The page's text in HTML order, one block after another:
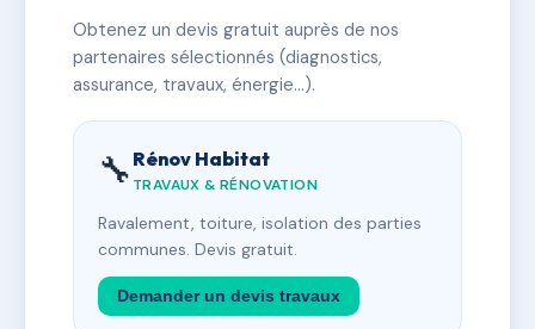
Obtenez un devis gratuit auprès de nos
partenaires sélectionnés (diagnostics,
assurance, travaux, énergie…).
🔧 Rénov Habitat
TRAVAUX & RÉNOVATION
Ravalement, toiture, isolation des parties
communes. Devis gratuit.
Demander un devis travaux